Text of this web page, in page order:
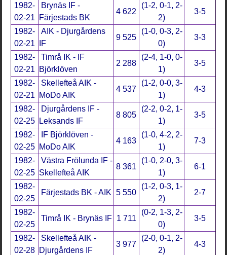
1982-
02-21
Brynäs IF -
Färjestads BK
4 622
(1-2, 0-1, 2-
2)
3-5
1982-
02-21
AIK - Djurgårdens
IF
9 525
(1-0, 0-3, 2-
0)
3-3
1982-
02-21
Timrå IK - IF
Björklöven
2 288
(2-4, 1-0, 0-
1)
3-5
1982-
02-21
Skellefteå AIK -
MoDo AIK
4 537
(1-2, 0-0, 3-
1)
4-3
1982-
02-25
Djurgårdens IF -
Leksands IF
8 805
(2-2, 0-2, 1-
1)
3-5
1982-
02-25
IF Björklöven -
MoDo AIK
4 163
(1-0, 4-2, 2-
1)
7-3
1982-
02-25
Västra Frölunda IF -
Skellefteå AIK
8 361
(1-0, 2-0, 3-
1)
6-1
1982-
02-25
Färjestads BK - AIK 5 550
(1-2, 0-3, 1-
2)
2-7
1982-
02-25
Timrå IK - Brynäs IF 1 711
(0-2, 1-3, 2-
0)
3-5
1982-
02-28
Skellefteå AIK -
Djurgårdens IF
3 977
(2-0, 0-1, 2-
2)
4-3